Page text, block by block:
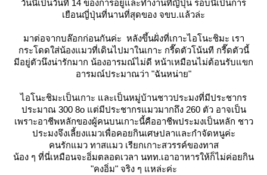
วันนี้เป็นวันที่ 14 ของการอยู่และทำงานที่ญี่ปุ่น รอบนี้เป็นการ
เยือนญี่ปุ่นที่นานที่สุดของ จขบ.แล้วล่ะ
มาต่อจากบล๊อกก่อนกันค่ะ หลังขึ้นฝั่งที่เกาะไอโนะชิมะ เรา
กระโดดใส่น้องแมวที่เดินไปมาในเกาะ กรี๊ดตัวโน้นที กรี๊ดตัวนี้
มีอยู่ตัวนึงน่ารักมาก น้องอารมณ์ไม่ดี หน้าเหมือนไม่ต้อนรับแขก
อารมณ์ประมาณว่า "ฉันหน่าย"
ไอโนะชิมะเป็นเกาะ และเป็นหมู่บ้านชาวประมงที่มีประชากร
ประมาณ 300 8o แต่มีประชากรแมวมากถึง 260 ตัว อาจเป็น
เพราะอาชีพหลักของผู้คนบนเกาะนี้คืออาชีพประมงเป็นหลัก ชาว
ประมงจึงเลี้ยงแมวเพื่อคอยกินเศษปลาและกำจัดหนูค่ะ
คนรักแมว ทาสแมว เรียกเกาะสวรรค์ของทาส
น้อง ๆ ที่นี่เหมือนจะอิ่มตลอดเวลา นทท.เอาอาหารให้ก็ไม่ค่อยกิน
"คงอิ่ม" จริง ๆ แหล่ะค่ะ